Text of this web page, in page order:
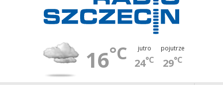
16°C jutro
24°C
pojutrze
29°C